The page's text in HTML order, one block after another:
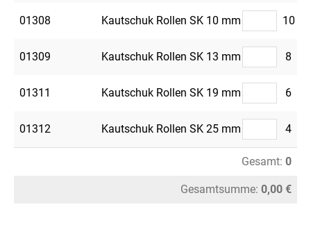
01308 Kautschuk Rollen SK 10 mm 10
01309 Kautschuk Rollen SK 13 mm 8
01311 Kautschuk Rollen SK 19 mm 6
01312 Kautschuk Rollen SK 25 mm 4
Gesamt: 0
Gesamtsumme: 0,00 €